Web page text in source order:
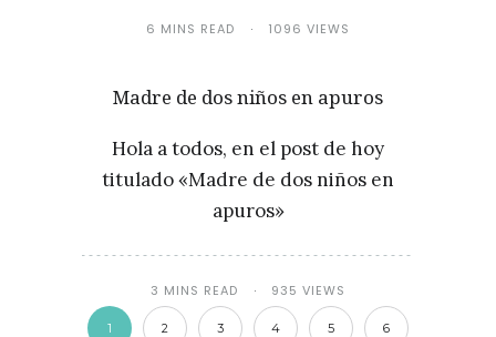
6 MINS READ 1096 VIEWS
Madre de dos niños en apuros
Hola a todos, en el post de hoy
titulado «Madre de dos niños en
apuros»
3 MINS READ 935 VIEWS
1 2 3 4 5 6